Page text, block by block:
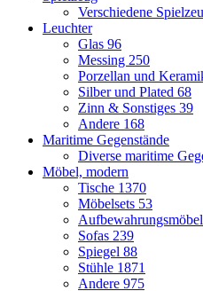
Verschiedene
Leuchter
Glas 96
Messing 250
Porzellan und
Silber und Plated 68
Zinn & Sonstiges 39
Andere 168
Maritime Gegenstände
Diverse maritime
Möbel, modern
Tische 1370
Möbelsets 53
Aufbewahrungsmöbel
Sofas 239
Spiegel 88
Stühle 1871
Andere 975